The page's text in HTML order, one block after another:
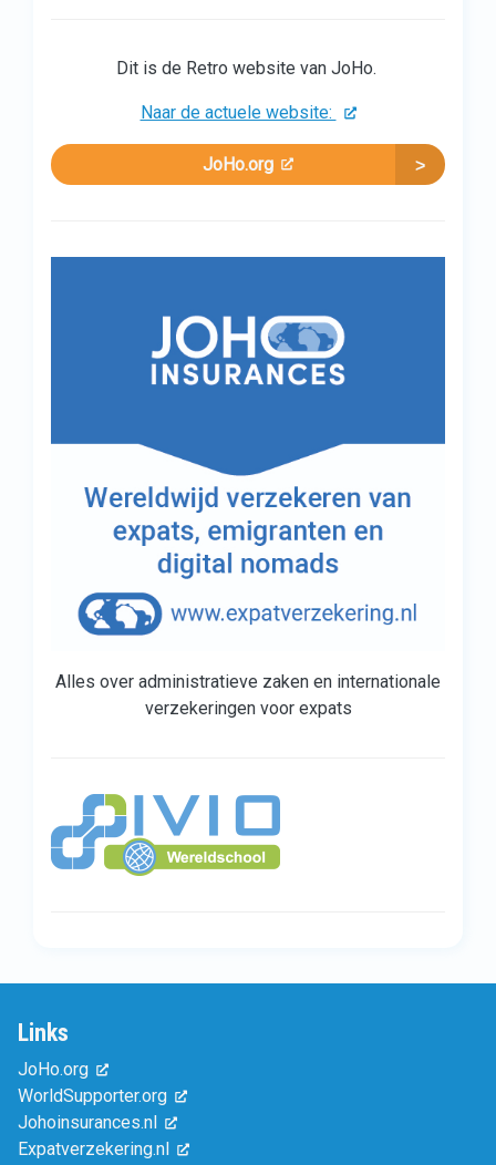
Dit is de Retro website van JoHo.
Naar de actuele website:
JoHo.org
Alles over administratieve zaken en internationale
verzekeringen voor expats
Links
JoHo.org
WorldSupporter.org
Johoinsurances.nl
Expatverzekering.nl